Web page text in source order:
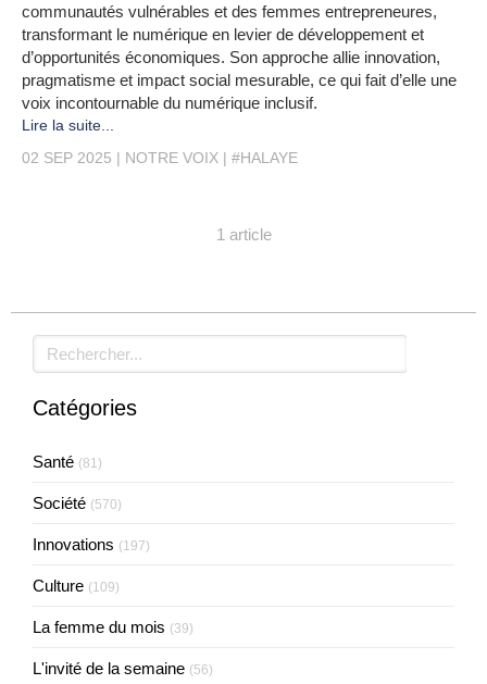
communautés vulnérables et des femmes entrepreneures,
transformant le numérique en levier de développement et
d’opportunités économiques. Son approche allie innovation,
pragmatisme et impact social mesurable, ce qui fait d’elle une
voix incontournable du numérique inclusif.
Lire la suite...
02 SEP 2025
NOTRE VOIX #HALAYE
1 article
Rechercher
Catégories
Santé (81)
Société (570)
Innovations (197)
Culture (109)
La femme du mois (39)
L'invité de la semaine (56)